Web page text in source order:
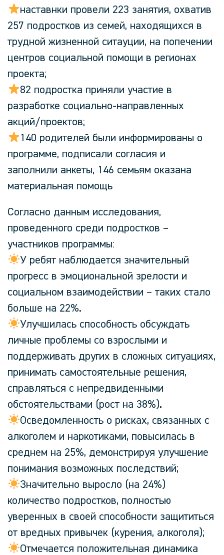
наставнки провели 223 занятия, охватив
257 подростков из семей, находящихся в
трудной жизненной ситауции, на попечении
центров социальной помощи в регионах
проекта;
82 подростка приняли участие в
разработке социально-направленных
акций/проектов;
140 родителей были информированы о
программе, подписали согласия и
заполнили анкеты, 146 семьям оказана
материальная помощь
Согласно данным исследования,
проведенного среди подростков –
участников программы:
У ребят наблюдается значительный
прогресс в эмоциональной зрелости и
социальном взаимодействии – таких стало
больше на 22%.
Улучшилась способность обсуждать
личные проблемы со взрослыми и
поддерживать других в сложных ситуациях,
принимать самостоятельные решения,
справляться с непредвиденными
обстоятельствами (рост на 38%).
Осведомленность о рисках, связанных с
алкоголем и наркотиками, повысилась в
среднем на 25%, демонстрируя улучшение
понимания возможных последствий;
Значительно выросло (на 24%)
количество подростков, полностью
уверенных в своей способности защититься
от вредных привычек (курения, алкоголя);
Отмечается положительная динамика